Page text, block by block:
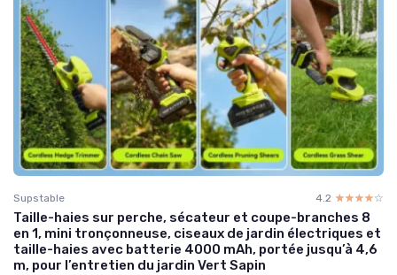
Supstable 4.2 ☆☆☆☆☆
★★★★★
Taille-haies sur perche, sécateur et coupe-branches 8
en 1, mini tronçonneuse, ciseaux de jardin électriques et
taille-haies avec batterie 4000 mAh, portée jusqu’à 4,6
m, pour l’entretien du jardin Vert Sapin